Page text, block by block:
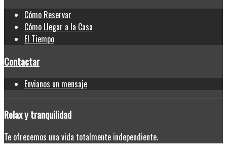
Cómo Reservar
Cómo Llegar a la Casa
El Tiempo
Contactar
Envianos un mensaje
Relaxy tranquilidad
Te ofrecemos una vida totalmente independiente.